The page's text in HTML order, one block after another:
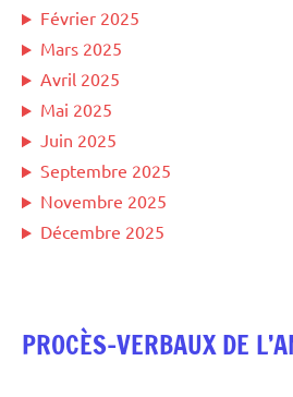
Février 2025
Mars 2025
Avril 2025
Mai 2025
Juin 2025
Septembre 2025
Novembre 2025
Décembre 2025
PROCÈS-VERBAUX DE